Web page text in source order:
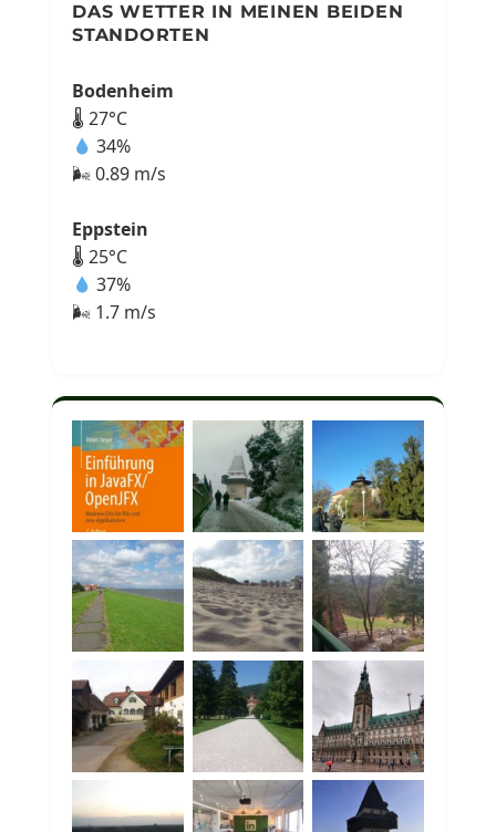
DAS WETTER IN MEINEN BEIDEN
STANDORTEN
Bodenheim
🌡 27°C
34%
🌬 0.89 m/s
Eppstein
🌡 25°C
37%
🌬 1.7 m/s